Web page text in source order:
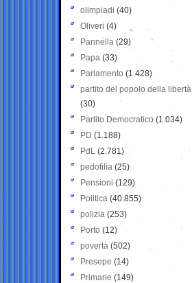
olimpiadi (40)
Oliveri (4)
Pannella (29)
Papa (33)
Parlamento (1.428)
partito del popolo della libertà
(30)
Partito Democratico (1.034)
PD (1.188)
PdL (2.781)
pedofilia (25)
Pensioni (129)
Politica (40.855)
polizia (253)
Porto (12)
povertà (502)
Presepe (14)
Primarie (149)